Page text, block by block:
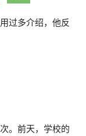
过多介绍，他反
。前天，学校的